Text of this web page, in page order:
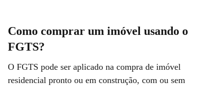
Como comprar um imóvel usando o
FGTS?
O FGTS pode ser aplicado na compra de imóvel
residencial pronto ou em construção, com ou sem